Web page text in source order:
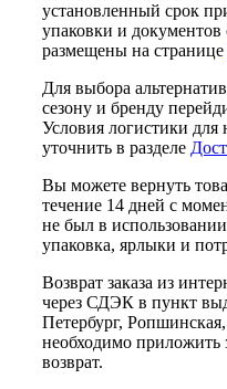
установленный срок
упаковки и
размещены на странице
Для выбора
сезону и бренду
Условия логистики для
уточнить в разделе
Вы можете вернуть
течение 14 дней с
не был в
упаковка, ярлыки и
Возврат заказа из
через СДЭК в пункт
Петербург,
необходимо приложить
возврат.